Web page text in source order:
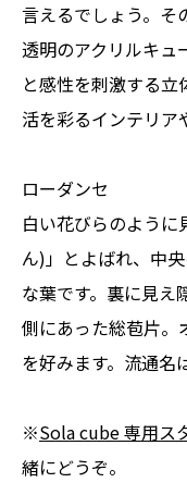
言えるでしょう。そ
透明のアクリルキュ
と感性を刺激する
活を彩るインテリア
ローダンセ
白い花びらのよう
ん)」とよばれ、中
な葉です。裏に見え
側にあった総苞片。
を好みます。流通名
※Sola cube 専用ス
緒にどうぞ。